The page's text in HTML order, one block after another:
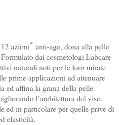
azioni* anti-age, dona alla pelle
dai cosmetologi Labcare
naturali noti per le loro mirate
prime applicazioni ad attenuare
ed affina la grana della pelle
l’architettura del viso.
ed in particolare per quelle prive di
elasticità.